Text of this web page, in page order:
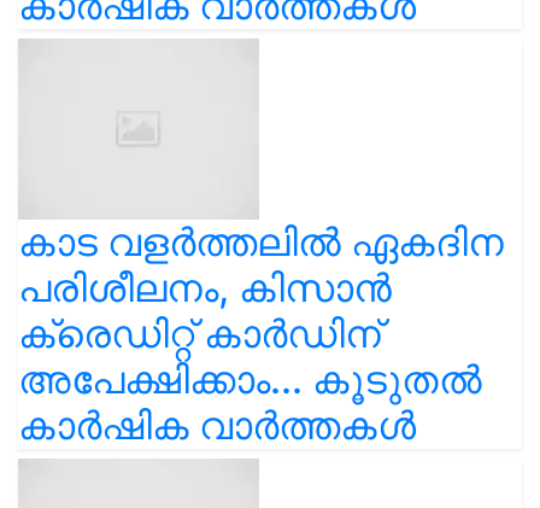
കാട വളര്‍ത്തലിൽ ഏകദിന
പരിശീലനം, കിസാൻ
ക്രെഡിറ്റ് കാർഡിന്
അപേക്ഷിക്കാം... കൂടുതൽ
കാർഷിക വാർത്തകൾ